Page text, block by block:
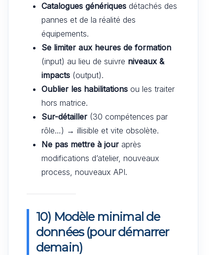
Catalogues génériques détachés des
pannes et de la réalité des
équipements.
Se limiter aux heures de formation
(input) au lieu de suivre niveaux &
impacts (output).
Oublier les habilitations ou les traiter
hors matrice.
Sur-détailler (30 compétences par
rôle…) → illisible et vite obsolète.
Ne pas mettre à jour après
modifications d’atelier, nouveaux
process, nouveaux API.
10) Modèle minimal de
données (pour démarrer
demain)